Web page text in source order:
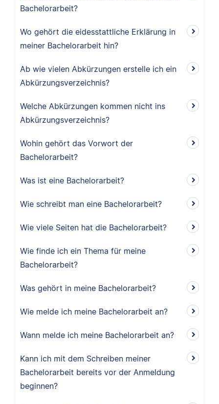
Bachelorarbeit?
Wo gehört die eidesstattliche Erklärung in
meiner Bachelorarbeit hin?
Ab wie vielen Abkürzungen erstelle ich ein
Abkürzungsverzeichnis?
Welche Abkürzungen kommen nicht ins
Abkürzungsverzeichnis?
Wohin gehört das Vorwort der
Bachelorarbeit?
Was ist eine Bachelorarbeit?
Wie schreibt man eine Bachelorarbeit?
Wie viele Seiten hat die Bachelorarbeit?
Wie finde ich ein Thema für meine
Bachelorarbeit?
Was gehört in meine Bachelorarbeit?
Wie melde ich meine Bachelorarbeit an?
Wann melde ich meine Bachelorarbeit an?
Kann ich mit dem Schreiben meiner
Bachelorarbeit bereits vor der Anmeldung
beginnen?